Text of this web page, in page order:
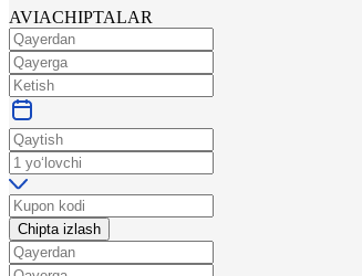
AVIACHIPTALAR
Chipta izlash